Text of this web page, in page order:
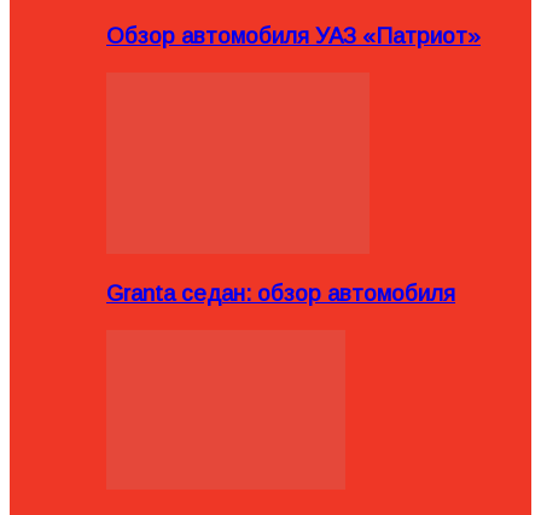
Обзор автомобиля УАЗ «Патриот»
Granta седан: обзор автомобиля